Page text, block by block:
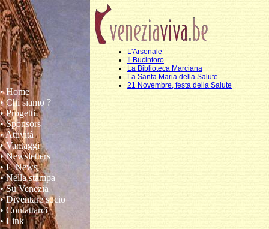
• Home
• Chi siamo ?
• Progetti
• Sponsors
• Attività
• Vantaggi
• Newsletters
• E-News
• Nella stampa
• Su Venezia
• Diventare socio
• Contattarci
• Link
L'Arsenale
Il Bucintoro
La Biblioteca Marciana
La Santa Maria della Salute
21 Novembre, festa della Salute